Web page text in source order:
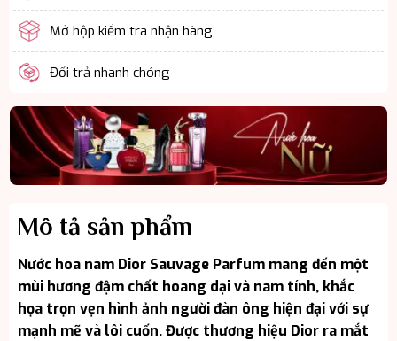
Mở hộp kiểm tra nhận hàng
Đổi trả nhanh chóng
Mô tả sản phẩm
Nước hoa nam Dior Sauvage Parfum mang đến một
mùi hương đậm chất hoang dại và nam tính, khắc
họa trọn vẹn hình ảnh người đàn ông hiện đại với sự
mạnh mẽ và lôi cuốn. Được thương hiệu Dior ra mắt